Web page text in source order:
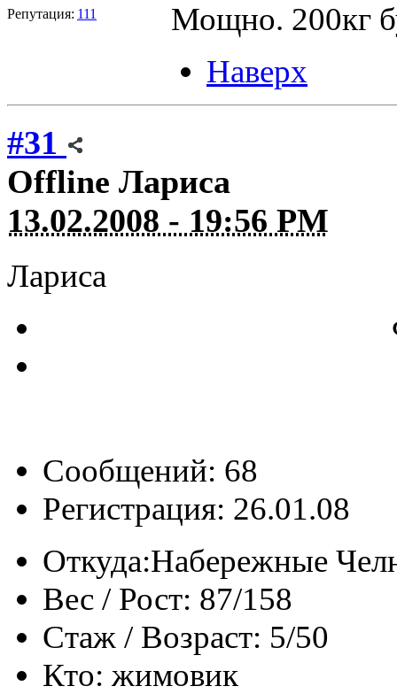
Репутация: 111
Мощно. 200кг
Наверх
#31
Offline Лариса
13.02.2008 - 19:56 PM
Лариса
Сообщений: 68
Регистрация: 26.01.08
Откуда:Набережные
Вес / Рост: 87/158
Стаж / Возраст: 5/50
Кто: жимовик